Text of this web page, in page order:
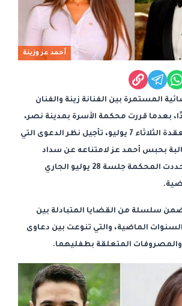
أحمد عز وزينة
المستمرة بين الفنانة زينة والفنان
بعدما قررت محكمة الأسرة بمدينة نصر،
خلال جلستها المنعقدة الثلاثاء 7 يوليو، تأجيل نظر الدعوى التي
بحبس أحمد عز لامتناعه عن سداد
متجمد أجر خادم، وحددت المحكمة جلسة 28 يوليو الجاري
سلسلة من القضايا المتبادلة بين
الماضية، والتي تنوعت بين دعاوى
والمصروفات المتعلقة بطفليهما.